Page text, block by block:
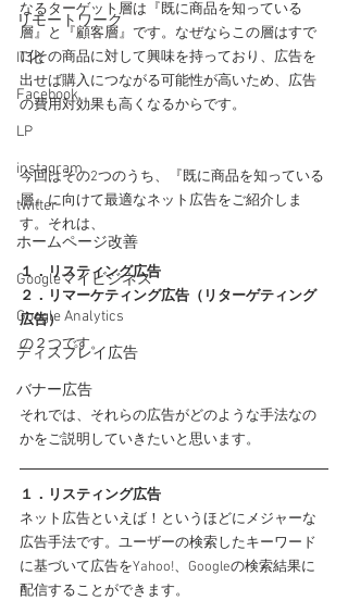
リモートワーク
IT化
Facebook
LP
instagram
twitter
ホームページ改善
Googleマイビジネス
Google Analytics
ディスプレイ広告
バナー広告
なるターゲット層は『既に商品を知っている
層』と『顧客層』です。なぜならこの層はすで
にその商品に対して興味を持っており、広告を
出せば購入につながる可能性が高いため、広告
の費用対効果も高くなるからです。
今回はその2つのうち、『既に商品を知っている
層』に向けて最適なネット広告をご紹介しま
す。それは、
１．リスティング広告
２．リマーケティング広告（リターゲティング
広告）
の２つです。
それでは、それらの広告がどのような手法なの
かをご説明していきたいと思います。
１．リスティング広告
ネット広告といえば！というほどにメジャーな
広告手法です。ユーザーの検索したキーワード
に基づいて広告をYahoo!、Googleの検索結果に
配信することができます。